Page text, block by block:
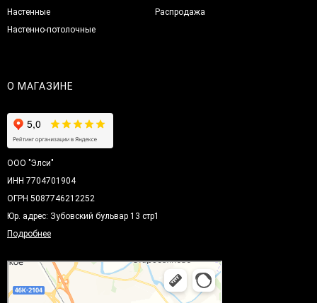
Настенные
Настенно-потолочные
Распродажа
О МАГАЗИНЕ
ООО "Элси"
ИНН 7704701904
ОГРН 5087746212252
Юр. адрес: Зубовский бульвар 13 стр1
Подробнее